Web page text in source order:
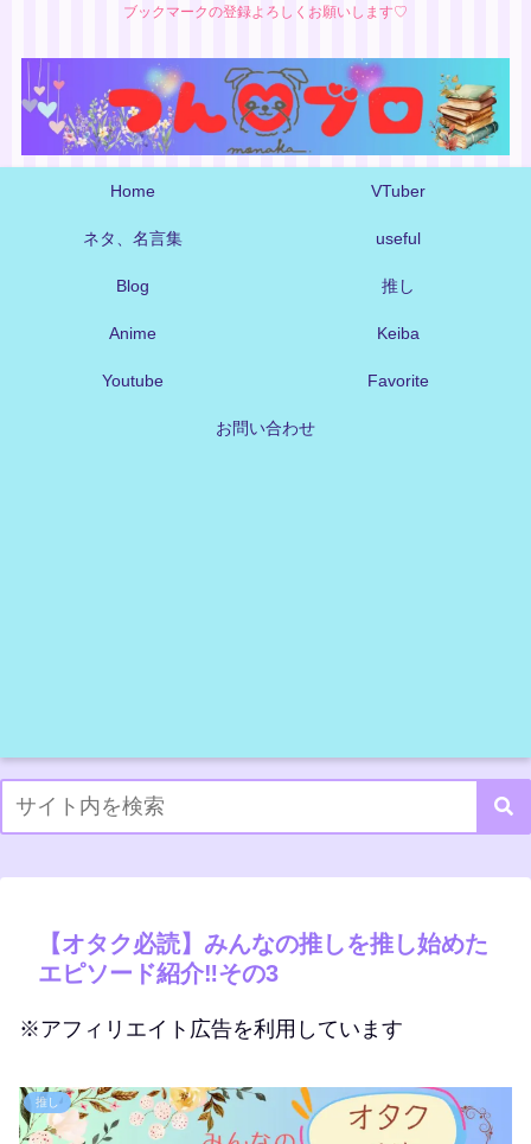
ブックマークの登録よろしくお願いします♡
Home VTuber
ネタ、名言集 useful
Blog 推し
Anime Keiba
Youtube Favorite
お問い合わせ
【オタク必読】みんなの推しを推し始めた
エピソード紹介‼その3
※アフィリエイト広告を利用しています
推し